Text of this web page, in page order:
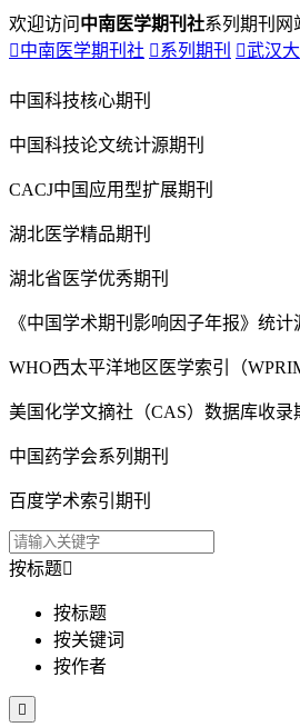
欢迎访问 中南医学期刊社系列期刊网
中南医学期刊社 系列期刊 武汉
中国科技核心期刊
中国科技论文统计源期刊
CACJ中国应用型扩展期刊
湖北医学精品期刊
湖北省医学优秀期刊
《中国学术期刊影响因子年报》统计
WHO西太平洋地区医学索引（
美国化学文摘社（CAS）数据库收录
中国药学会系列期刊
百度学术索引期刊
按标题
按标题
按关键词
按作者
